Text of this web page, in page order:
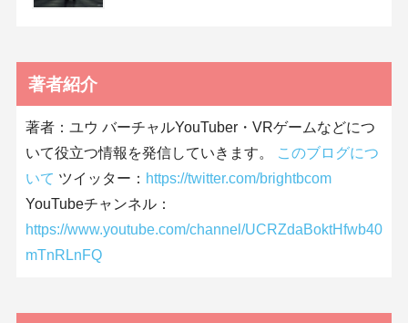
著者紹介
著者：ユウ バーチャルYouTuber・VRゲームなどにつ
いて役立つ情報を発信していきます。
このブログにつ
いて ツイッター： https://twitter.com/brightbcom
YouTubeチャンネル：
https://www.youtube.com/channel/UCRZdaBoktHfwb40
mTnRLnFQ